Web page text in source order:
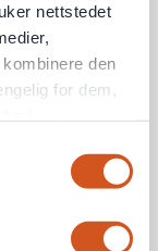
nettstedet
den
for dem,
leveres med en
setepinner,
opplading gjør
og batteritiden
og